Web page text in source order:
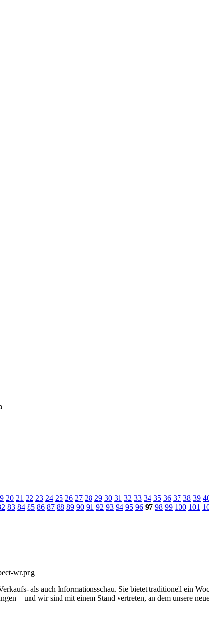
20 21 22 23 24 25 26 27 28 29 30 31 32 33 34 35 36 37 38 39
83 84 85 86 87 88 89 90 91 92 93 94 95 96 97 98 99 100 101
als auch Informationsschau. Sie bietet traditionell ein
– und wir sind mit einem Stand vertreten, an dem unsere